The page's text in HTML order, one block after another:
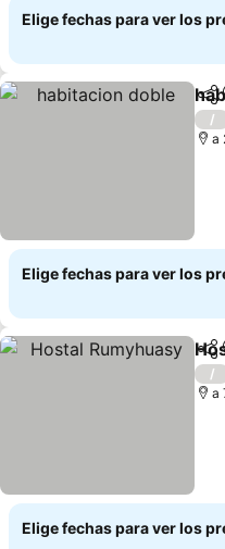
Elige fechas para ver los
/
a
Elige fechas para ver los
/
a
Elige fechas para ver los